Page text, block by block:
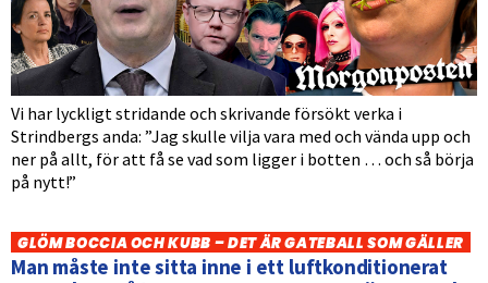
Vi har lyckligt stridande och skrivande försökt verka i
Strindbergs anda: ”Jag skulle vilja vara med och vända upp och
ner på allt, för att få se vad som ligger i botten … och så börja
på nytt!”
GLÖM BOCCIA OCH KUBB – DET ÄR GATEBALL SOM GÄLLER
Man måste inte sitta inne i ett luftkonditionerat